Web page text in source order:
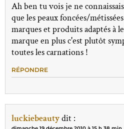
Ah ben tu vois je ne
que les peaux foncées/
marques et produits adaptés à
marque en plus c'est plutôt
toutes les carnations !
RÉPONDRE
luckiebeautydit :